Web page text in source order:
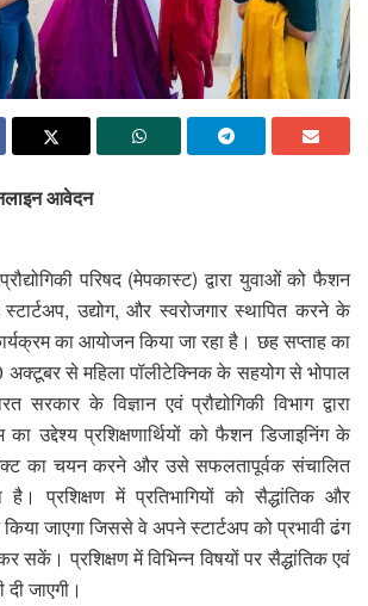
आवेदन
परिषद (मेपकास्ट) द्वारा युवाओं को फैशन
उद्योग, और स्वरोजगार स्थापित करने के
का आयोजन किया जा रहा है। छह सप्ताह का
अक्टूबर से महिला पॉलीटेक्निक के सहयोग से भोपाल
सरकार के विज्ञान एवं प्रौद्योगिकी विभाग द्वारा
का उद्देश्य प्रशिक्षणार्थियों को फैशन डिजाइनिंग के
का चयन करने और उसे सफलतापूर्वक संचालित
प्रशिक्षण में प्रतिभागियों को सैद्धांतिक और
किया जाएगा जिससे वे अपने स्टार्टअप को प्रभावी ढंग
प्रशिक्षण में विभिन्न विषयों पर सैद्धांतिक एवं
दी जाएगी।